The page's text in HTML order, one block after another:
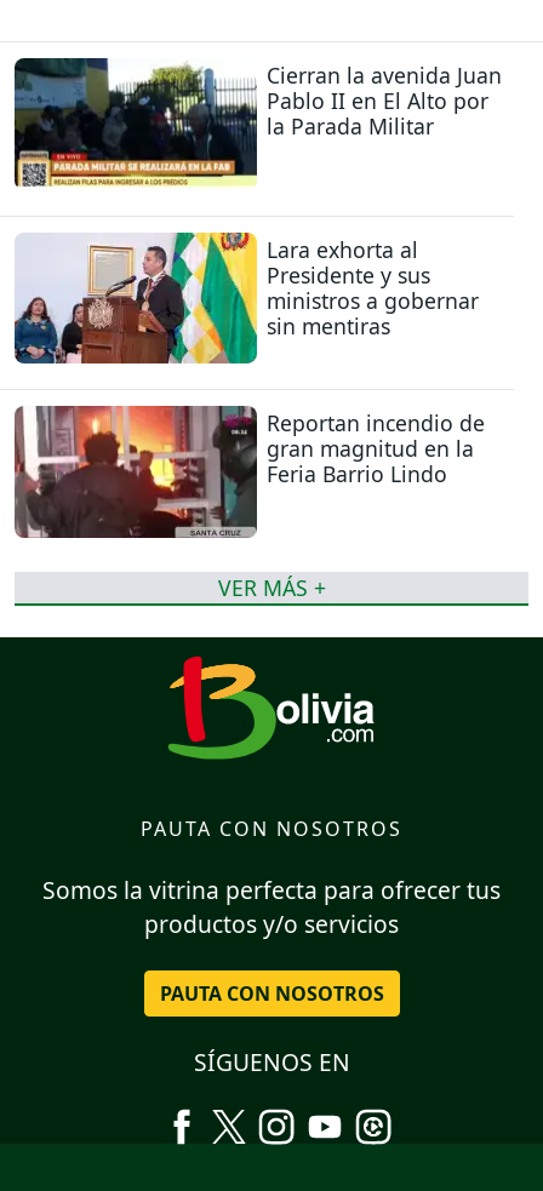
Cierran la avenida Juan
Pablo II en El Alto por
la Parada Militar
Lara exhorta al
Presidente y sus
ministros a gobernar
sin mentiras
Reportan incendio de
gran magnitud en la
Feria Barrio Lindo
VER MÁS +
PAUTA CON NOSOTROS
Somos la vitrina perfecta para ofrecer tus
productos y/o servicios
PAUTA CON NOSOTROS
SÍGUENOS EN